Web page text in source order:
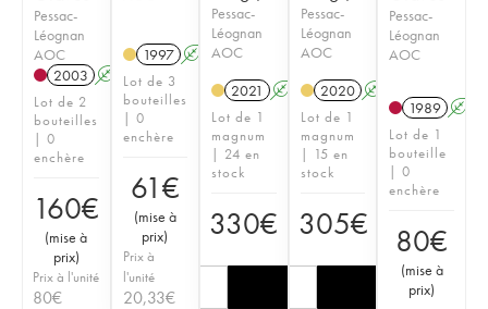
Pessac-
Léognan
AOC
2003 A
Lot de 2
bouteilles
| 0
enchère
160€
(mise à
prix)
Prix à l'unité
80€
1997 A
Lot de 3
bouteilles
| 0
enchère
61€
(mise à
prix)
Prix à
l'unité
20,33€
Pessac-
Léognan
AOC
2021
A T
Lot de 1
magnum
| 24 en
stock
330€
Pessac-
Léognan
AOC
2020 A
Lot de 1
magnum
| 15 en
stock
305€
Pessac-
Léognan
AOC
1989 A
Lot de 1
bouteille
| 0
enchère
80€
(mise à
prix)